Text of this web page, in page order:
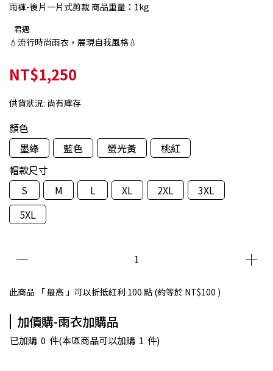
雨褲-後片一片式剪裁 商品重量：1kg
君邁
💧流行時尚雨衣，展現自我風格💧
NT$1,250
供貨狀況: 尚有庫存
顏色
墨綠
藍色 螢光黃
桃紅
帽款尺寸
S
M L XL 2XL
3XL
5XL
此商品 「 最高 」可以折抵紅利 100 點 (約等於 NT$100 )
加價購-雨衣加購品
已加購 0 件(本區商品可以加購 1 件)